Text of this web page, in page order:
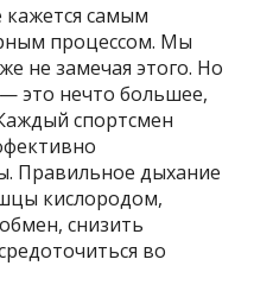
самым
процессом. Мы
не замечая этого. Но
это нечто большее,
спортсмен
Правильное дыхание
кислородом,
снизить
во